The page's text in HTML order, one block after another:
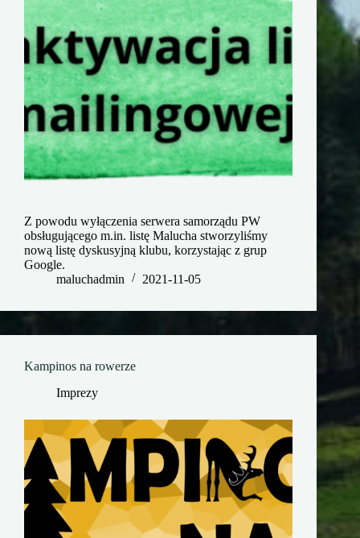
Z powodu wyłączenia serwera samorządu PW
obsługującego m.in. listę Malucha stworzyliśmy
nową listę dyskusyjną klubu, korzystając z grup
Google.
maluchadmin
2021-11-05
Kampinos na rowerze
Imprezy